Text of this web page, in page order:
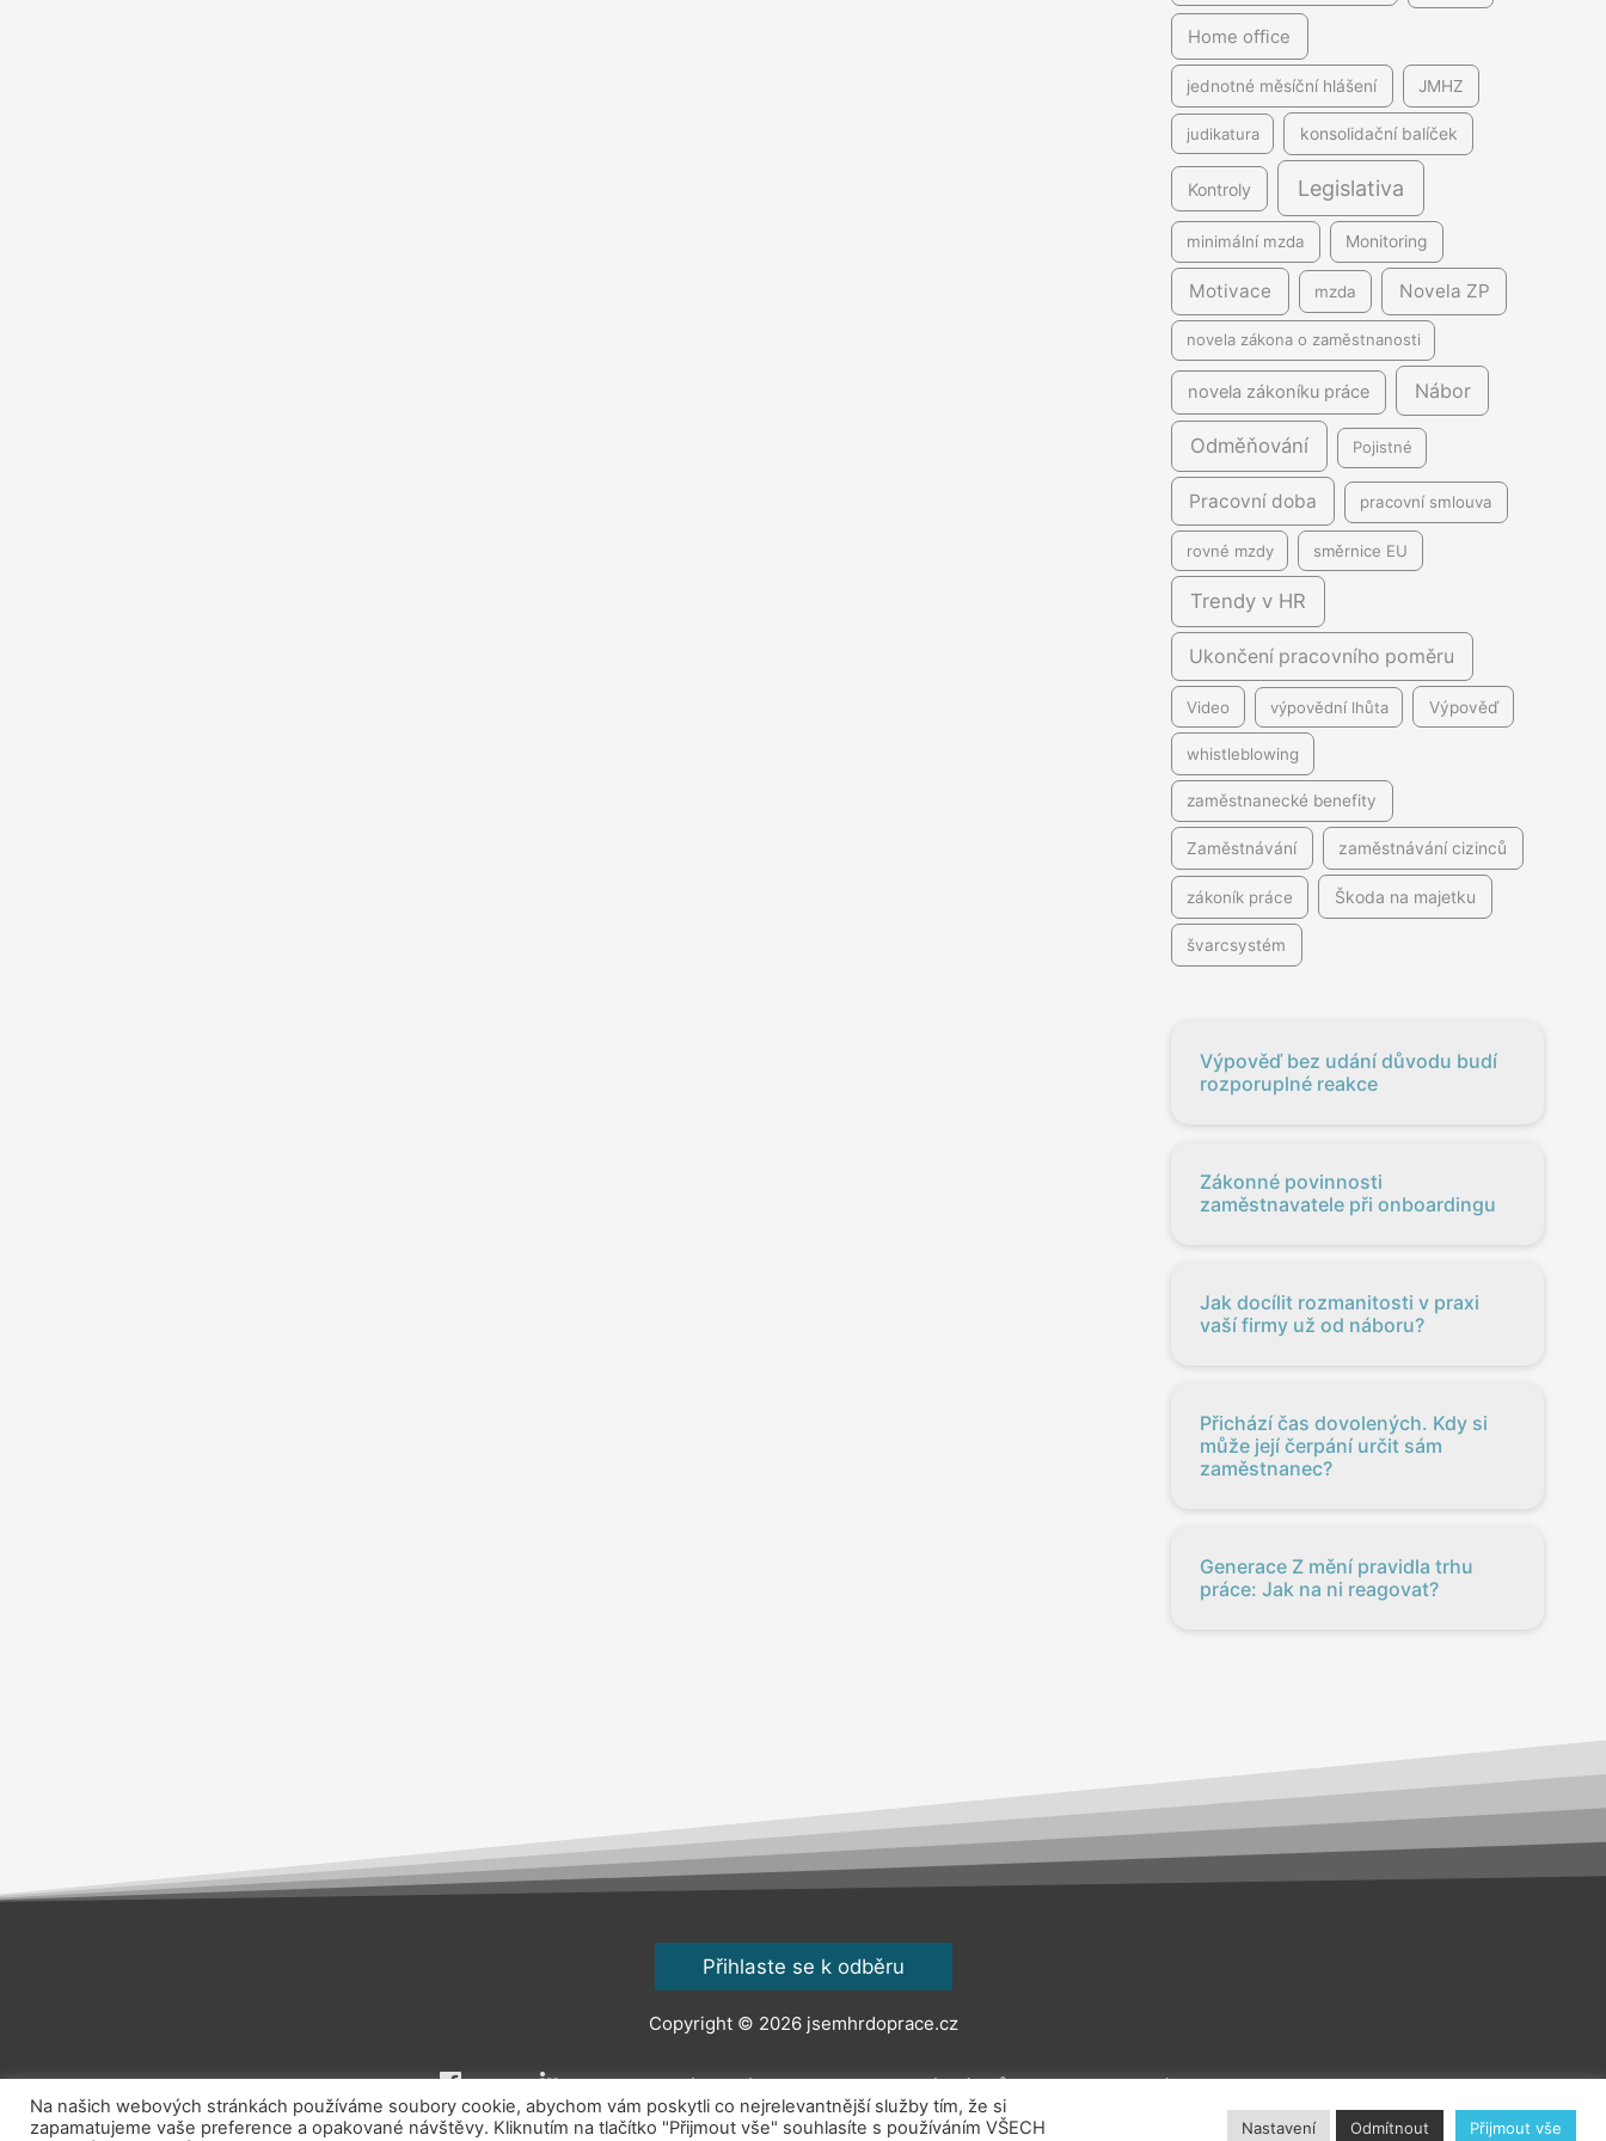
Home office
jednotné měsíční hlášení JMHZ
judikatura konsolidační balíček
Kontroly Legislativa
minimální mzda Monitoring
Motivace mzda Novela ZP
novela zákona o zaměstnanosti
novela zákoníku práce Nábor
Odměňování Pojistné
Pracovní doba pracovní smlouva
rovné mzdy směrnice EU
Trendy v HR
Ukončení pracovního poměru
Video výpovědní lhůta Výpověď
whistleblowing
zaměstnanecké benefity
Zaměstnávání zaměstnávání cizinců
zákoník práce Škoda na majetku
švarcsystém
Výpověď bez udání důvodu budí
rozporuplné reakce
Zákonné povinnosti
zaměstnavatele při onboardingu
Jak docílit rozmanitosti v praxi
vaší firmy už od náboru?
Přichází čas dovolených. Kdy si
může její čerpání určit sám
zaměstnanec?
Generace Z mění pravidla trhu
práce: Jak na ni reagovat?
Přihlaste se k odběru
Copyright © 2026 jsemhrdoprace.cz
Obchodní podmínky Ochrana osobních údajů Kontakt O nás
Na našich webových stránkách používáme soubory cookie, abychom vám poskytli co nejrelevantnější služby tím, že si
zapamatujeme vaše preference a opakované návštěvy. Kliknutím na tlačítko "Přijmout vše" souhlasíte s používáním VŠECH
Nastavení Odmítnout Přijmout vše